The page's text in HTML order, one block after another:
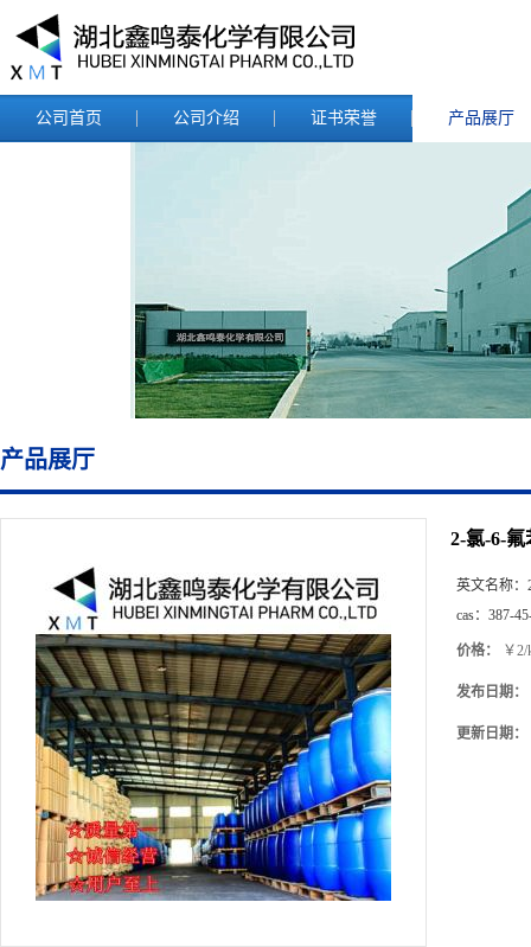
公司首页 公司介绍 证书荣誉 产品展厅
产品展厅
2-氯-6-氟
英文名称：
cas： 387-
价格： ￥2/
发布日期：
更新日期：